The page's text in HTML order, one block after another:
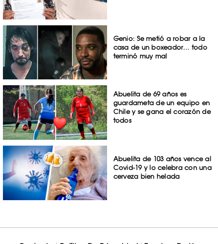
Genio: Se metió a robar a la
casa de un boxeador… todo
terminó muy mal
Abuelita de 69 años es
guardameta de un equipo en
Chile y se gana el corazón de
todos
Abuelita de 103 años vence al
Covid-19 y lo celebra con una
cerveza bien helada